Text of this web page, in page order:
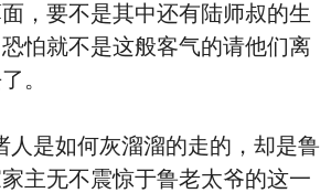
，要不是其中还有陆师叔的生
怕就不是这般客气的请他们离
。
如何灰溜溜的走的，却是鲁
主无不震惊于鲁老太爷的这一